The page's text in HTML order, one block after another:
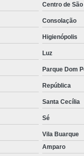
Centro de São
Consolação
Higienópolis
Luz
Parque Dom
República
Santa Cecília
Sé
Vila Buarque
Amparo